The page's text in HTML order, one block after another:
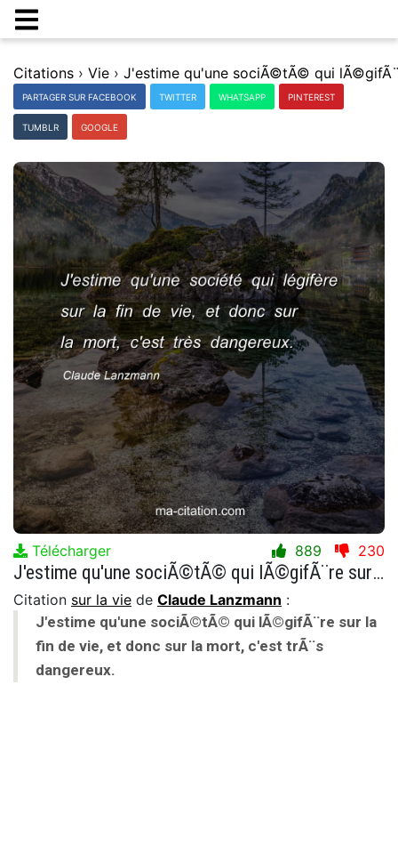
Citations › Vie ›
PARTAGER SUR FACEBOOK TWITTER WHATSAPP PINTEREST
TUMBLR GOOGLE
Télécharger 889 230
J'estime qu'une sociÃ©tÃ© qui lÃ©gifÃ¨re sur la fin de vie, et donc sur la mort, c'est trÃ¨s dangereux.
Citation sur la vie de Claude Lanzmann :
J'estime qu'une sociÃ©tÃ© qui lÃ©gifÃ¨re sur la
fin de vie, et donc sur la mort, c'est trÃ¨s
dangereux.